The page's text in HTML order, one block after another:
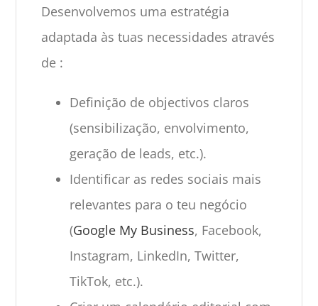
Desenvolvemos uma estratégia
adaptada às tuas necessidades através
de :
Definição de objectivos claros
(sensibilização, envolvimento,
geração de leads, etc.).
Identificar as redes sociais mais
relevantes para o teu negócio
(Google My Business, Facebook,
Instagram, LinkedIn, Twitter,
TikTok, etc.).